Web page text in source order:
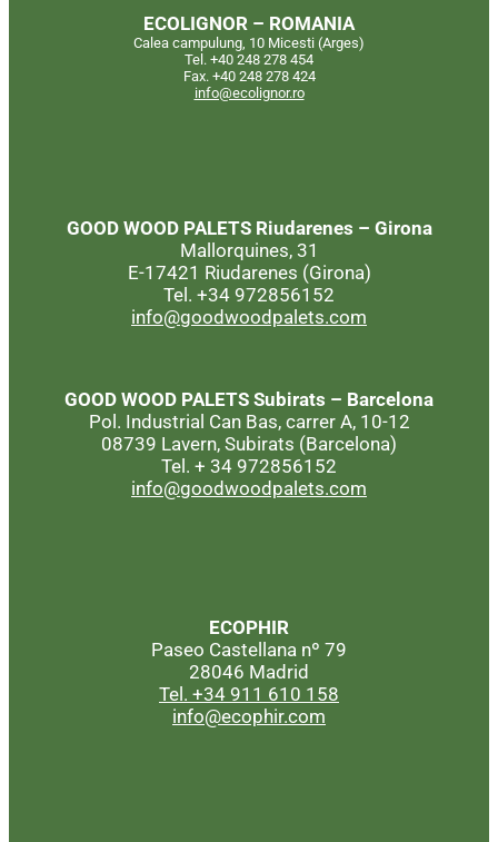
ECOLIGNOR – ROMANIA
Calea campulung, 10 Micesti (Arges)
Tel. +40 248 278 454
Fax. +40 248 278 424
info@ecolignor.ro
GOOD WOOD PALETS Riudarenes – Girona
Mallorquines, 31
E-17421 Riudarenes (Girona)
Tel. +34 972856152
info@goodwoodpalets.com
GOOD WOOD PALETS Subirats – Barcelona
Pol. Industrial Can Bas, carrer A, 10-12
08739 Lavern, Subirats (Barcelona)
Tel. + 34 972856152
info@goodwoodpalets.com
ECOPHIR
Paseo Castellana nº 79
28046 Madrid
Tel. +34 911 610 158
info@ecophir.com